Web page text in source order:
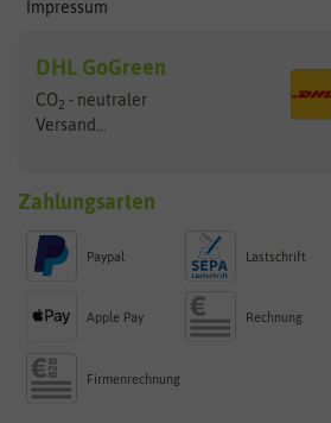
Impressum
DHL GoGreen
CO2 - neutraler
Versand...
Zahlungsarten
Paypal Lastschrift
Apple Pay Rechnung
Firmenrechnung